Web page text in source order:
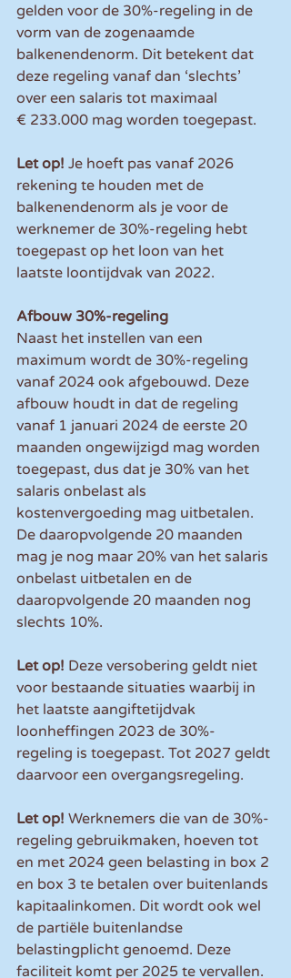
gelden voor de 30%-regeling in de
vorm van de zogenaamde
balkenendenorm. Dit betekent dat
deze regeling vanaf dan ‘slechts’
over een salaris tot maximaal
€ 233.000 mag worden toegepast.
Let op! Je hoeft pas vanaf 2026
rekening te houden met de
balkenendenorm als je voor de
werknemer de 30%-regeling hebt
toegepast op het loon van het
laatste loontijdvak van 2022.
Afbouw 30%-regeling
Naast het instellen van een
maximum wordt de 30%-regeling
vanaf 2024 ook afgebouwd. Deze
afbouw houdt in dat de regeling
vanaf 1 januari 2024 de eerste 20
maanden ongewijzigd mag worden
toegepast, dus dat je 30% van het
salaris onbelast als
kostenvergoeding mag uitbetalen.
De daaropvolgende 20 maanden
mag je nog maar 20% van het salaris
onbelast uitbetalen en de
daaropvolgende 20 maanden nog
slechts 10%.
Let op! Deze versobering geldt niet
voor bestaande situaties waarbij in
het laatste aangiftetijdvak
loonheffingen 2023 de 30%-
regeling is toegepast. Tot 2027 geldt
daarvoor een overgangsregeling.
Let op! Werknemers die van de 30%-
regeling gebruikmaken, hoeven tot
en met 2024 geen belasting in box 2
en box 3 te betalen over buitenlands
kapitaalinkomen. Dit wordt ook wel
de partiële buitenlandse
belastingplicht genoemd. Deze
faciliteit komt per 2025 te vervallen.